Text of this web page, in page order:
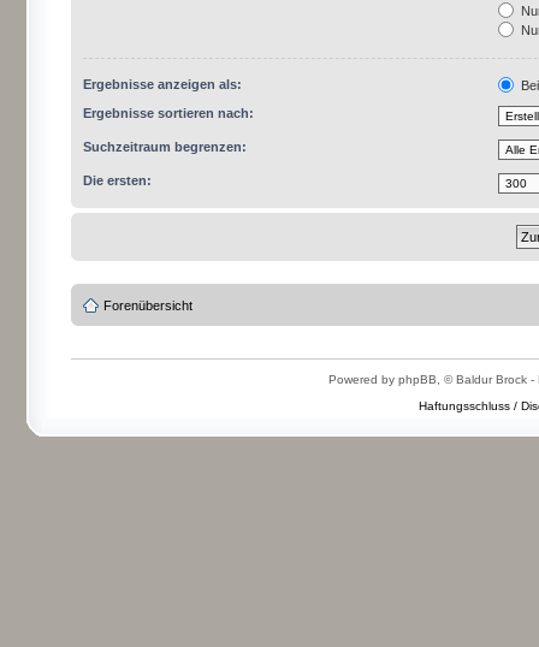
Ergebnisse anzeigen als:
Ergebnisse sortieren nach:
Suchzeitraum begrenzen:
Die ersten:
Forenübersicht
Powered by phpBB, © Baldur Brock -
Haftungsschluss /